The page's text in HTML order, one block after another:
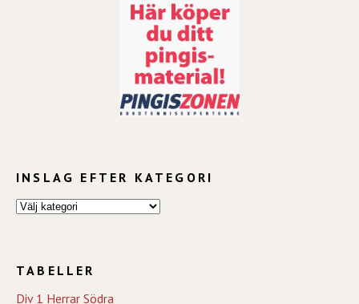
INSLAG EFTER KATEGORI
TABELLER
Div 1 Herrar Södra